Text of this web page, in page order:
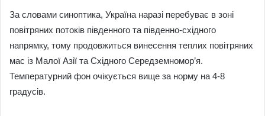
За словами синоптика, Україна наразі перебуває в зоні
повітряних потоків південного та південно-східного
напрямку, тому продовжиться винесення теплих повітряних
мас із Малої Азії та Східного Середземномор’я.
Температурний фон очікується вище за норму на 4-8
градусів.